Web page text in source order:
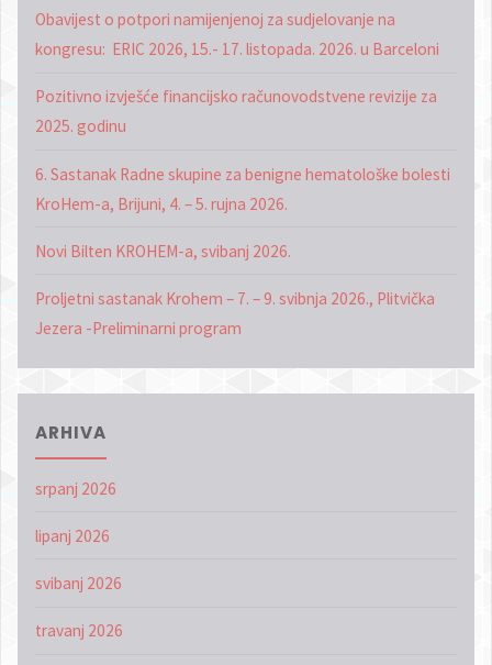
Obavijest o potpori namijenjenoj za sudjelovanje na
kongresu: ERIC 2026, 15.- 17. listopada. 2026. u Barceloni
Pozitivno izvješće financijsko računovodstvene revizije za
2025. godinu
6. Sastanak Radne skupine za benigne hematološke bolesti
KroHem-a, Brijuni, 4. – 5. rujna 2026.
Novi Bilten KROHEM-a, svibanj 2026.
Proljetni sastanak Krohem – 7. – 9. svibnja 2026., Plitvička
Jezera -Preliminarni program
ARHIVA
srpanj 2026
lipanj 2026
svibanj 2026
travanj 2026